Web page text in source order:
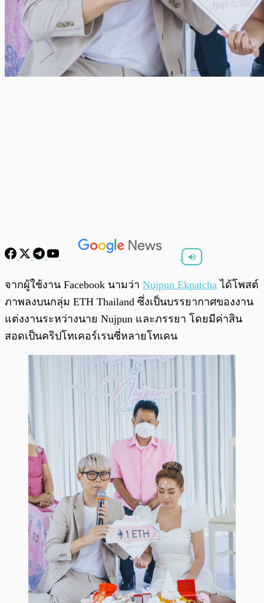
พร้อมเล่น / 0:00
จากผู้ใช้งาน Facebook นามว่า Nujpun Ekpatcha ได้โพสต์
ภาพลงบนกลุ่ม ETH Thailand ซึ่งเป็นบรรยากาศของงาน
แต่งงานระหว่างนาย Nujpun และภรรยา โดยมีค่าสิน
สอดเป็นคริปโทเคอร์เรนซี่หลายโทเคน